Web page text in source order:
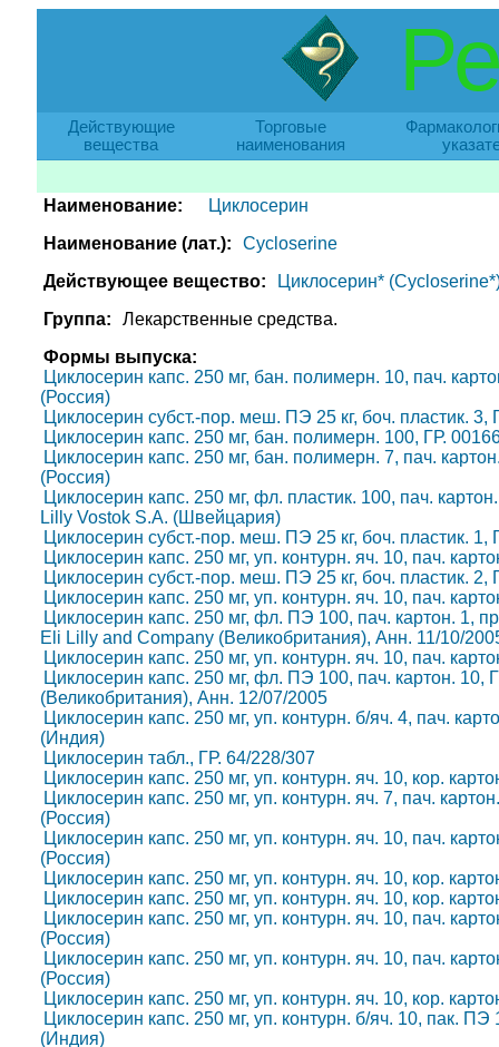
Действующие
вещества
Торговые
наименования
Наименование:
Циклосерин
Наименование (лат.):
Cycloserine
Действующее вещество:
Циклосерин*
Группа:
Лекарственные средства.
Формы выпуска:
Циклосерин капс. 250 мг, бан. полимерн. 10, пач.
(Россия)
Циклосерин субст.-пор. меш. ПЭ 25 кг, боч. пластик.
Циклосерин капс. 250 мг, бан. полимерн. 100, ГР.
Циклосерин капс. 250 мг, бан. полимерн. 7, пач.
(Россия)
Циклосерин капс. 250 мг, фл. пластик. 100, пач.
Lilly Vostok S.A. (Швейцария)
Циклосерин субст.-пор. меш. ПЭ 25 кг, боч. пластик.
Циклосерин капс. 250 мг, уп. контурн. яч. 10, пач.
Циклосерин субст.-пор. меш. ПЭ 25 кг, боч. пластик.
Циклосерин капс. 250 мг, уп. контурн. яч. 10, пач.
Циклосерин капс. 250 мг, фл. ПЭ 100, пач. картон. 1,
Eli Lilly and Company (Великобритания), Анн. 11/10/
Циклосерин капс. 250 мг, уп. контурн. яч. 10, пач.
Циклосерин капс. 250 мг, фл. ПЭ 100, пач. картон.
(Великобритания), Анн. 12/07/2005
Циклосерин капс. 250 мг, уп. контурн. б/яч. 4, пач.
(Индия)
Циклосерин табл., ГР. 64/228/307
Циклосерин капс. 250 мг, уп. контурн. яч. 10, кор.
Циклосерин капс. 250 мг, уп. контурн. яч. 7, пач.
(Россия)
Циклосерин капс. 250 мг, уп. контурн. яч. 10, пач.
(Россия)
Циклосерин капс. 250 мг, уп. контурн. яч. 10, кор.
Циклосерин капс. 250 мг, уп. контурн. яч. 10, кор.
Циклосерин капс. 250 мг, уп. контурн. яч. 10, пач.
(Россия)
Циклосерин капс. 250 мг, уп. контурн. яч. 10, пач.
(Россия)
Циклосерин капс. 250 мг, уп. контурн. яч. 10, кор.
Циклосерин капс. 250 мг, уп. контурн. б/яч. 10, пак.
(Индия)